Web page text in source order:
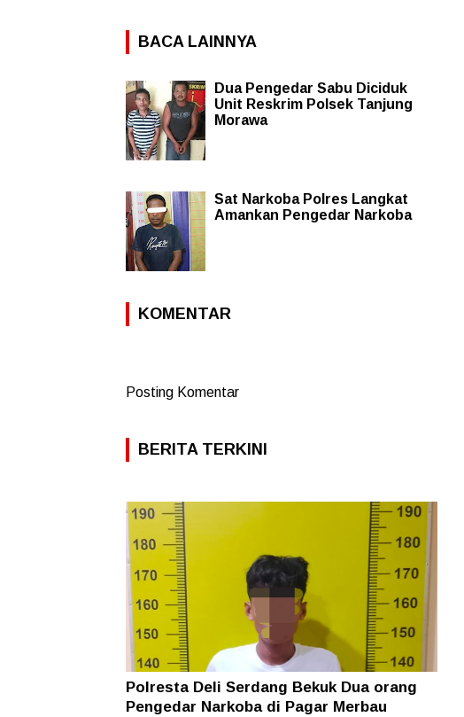
BACA LAINNYA
Dua Pengedar Sabu Diciduk
Unit Reskrim Polsek Tanjung
Morawa
Sat Narkoba Polres Langkat
Amankan Pengedar Narkoba
KOMENTAR
Posting Komentar
BERITA TERKINI
Polresta Deli Serdang Bekuk Dua orang
Pengedar Narkoba di Pagar Merbau